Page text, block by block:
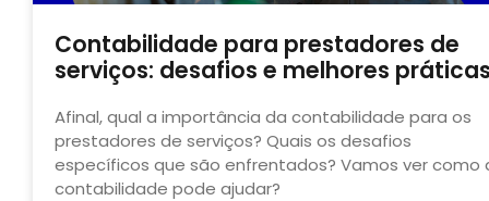
Contabilidade para prestadores de
serviços: desafios e melhores
Afinal, qual a importância da contabilidade para os
prestadores de serviços? Quais os desafios
específicos que são enfrentados? Vamos ver como
contabilidade pode ajudar?